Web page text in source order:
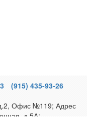
(915) 435-93-26
, Офис №119; Адрес
д.5А;